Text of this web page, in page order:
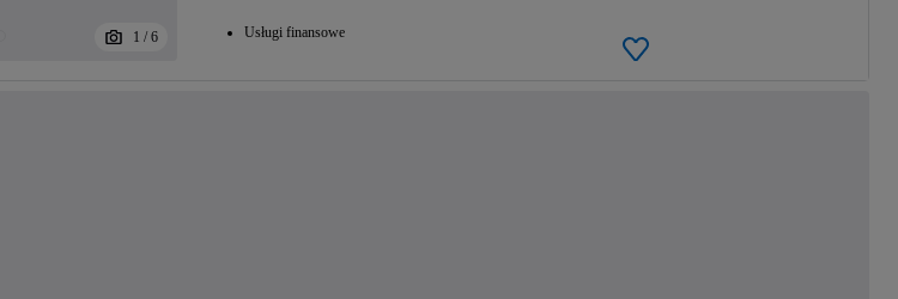
1 / 6 Usługi finansowe